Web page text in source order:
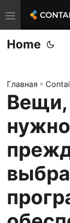
T
o
g
e
n
v
g
a
t
i
Home
Главная »
Вещи,